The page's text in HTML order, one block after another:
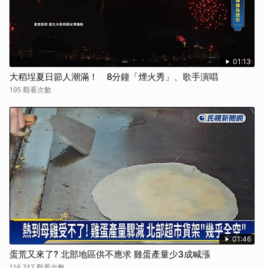
01:13
大稻埕夏日節人潮滿！ 8分鐘「煙火秀」、歌手演唱
195 觀看次數
01:46
蛋荒又來了? 北部地區供不應求 雞蛋產量少3成喊漲